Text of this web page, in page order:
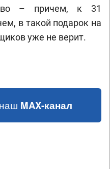
– причем, к 31
в такой подарок на
уже не верит.
MAX-канал